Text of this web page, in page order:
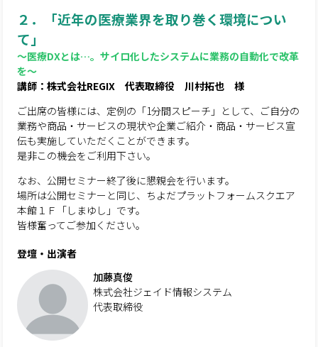
２．「近年の医療業界を取り巻く環境につい
て」
～医療DXとは…。サイロ化したシステムに業務の自動化で改革
を～
講師：株式会社REGIX 代表取締役 川村拓也 様
ご出席の皆様には、定例の「1分間スピーチ」として、ご自分の
業務や商品・サービスの現状や企業ご紹介・商品・サービス宣
伝も実施していただくことができます。
是非この機会をご利用下さい。
なお、公開セミナー終了後に懇親会を行います。
場所は公開セミナーと同じ、ちよだプラットフォームスクエア
本館１Ｆ「しまゆし」です。
皆様奮ってご参加ください。
登壇・出演者
加藤真俊
株式会社ジェイド情報システム
代表取締役